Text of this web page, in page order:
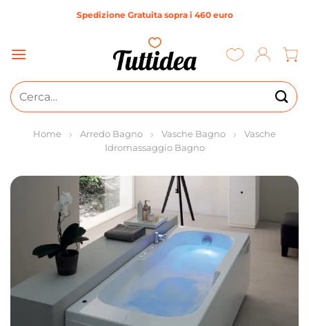
Spedizione Gratuita sopra i 460 euro
Cerca:
Home Arredo Bagno Vasche Bagno
Vasche
Idromassaggio Bagno